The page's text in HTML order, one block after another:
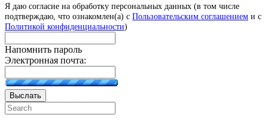
Я даю согласие на обработку персональных данных (в том числе
подтверждаю, что ознакомлен(а) с Пользовательским соглашением и с
Политикой конфиденциальности)
Напомнить пароль
Электронная почта:
Выслать